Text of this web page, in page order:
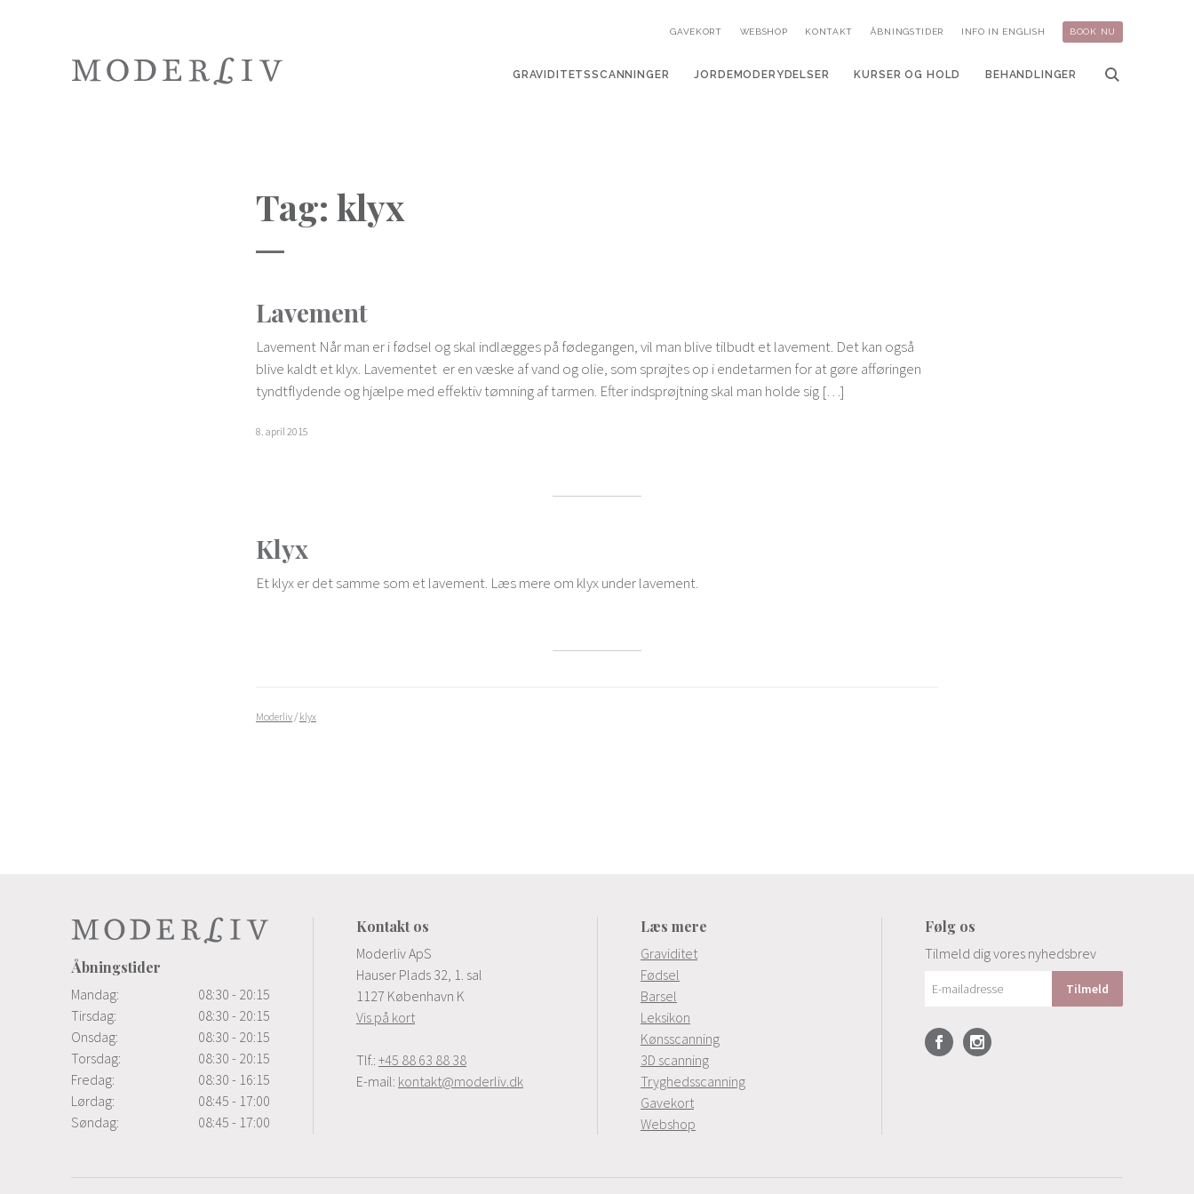
GRAVIDITETSSCANNINGER JORDEMODERYDELSER KURSER OG HOLD BEHANDLINGER
GAVEKORT WEBSHOP KONTAKT ÅBNINGSTIDER INFO IN ENGLISH BOOK NU
Tag: klyx
Lavement
Lavement Når man er i fødsel og skal indlægges på fødegangen, vil man blive tilbudt et lavement. Det kan også
blive kaldt et klyx. Lavementet er en væske af vand og olie, som sprøjtes op i endetarmen for at gøre afføringen
tyndtflydende og hjælpe med effektiv tømning af tarmen. Efter indsprøjtning skal man holde sig […]
8. april 2015
Klyx
Et klyx er det samme som et lavement. Læs mere om klyx under lavement.
Moderliv/ klyx
Åbningstider
Mandag:
08:30 - 20:15
Tirsdag:
08:30 - 20:15
Onsdag:
08:30 - 20:15
Torsdag:
08:30 - 20:15
Fredag:
08:30 - 16:15
Lørdag:
08:45 - 17:00
Søndag:
08:45 - 17:00
Kontakt os
Moderliv ApS
Hauser Plads 32, 1. sal
1127 København K
Vis på kort
Tlf.: +45 88 63 88 38
E-mail: kontakt@moderliv.dk
Læs mere
Graviditet
Fødsel
Barsel
Leksikon
Kønsscanning
3D scanning
Tryghedsscanning
Gavekort
Webshop
Følg os
Tilmeld dig vores nyhedsbrev